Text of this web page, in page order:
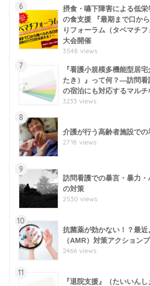
6
摂食・嚥下障害による低
の食支援 『最期まで口か
りフォーラム（タベマチ
大会開催
3548 views
7
『看護小規模多機能型居
たき）』って何？―訪問看
の宿泊にも対応するマルチ
3233 views
8
介護が行う高齢者施設で
2718 views
9
訪問看護での暴言・暴力
の対策
2530 views
10
抗菌薬が効かない！？最
（AMR）対策アクション
2466 views
11
『退院支援』（たいいん